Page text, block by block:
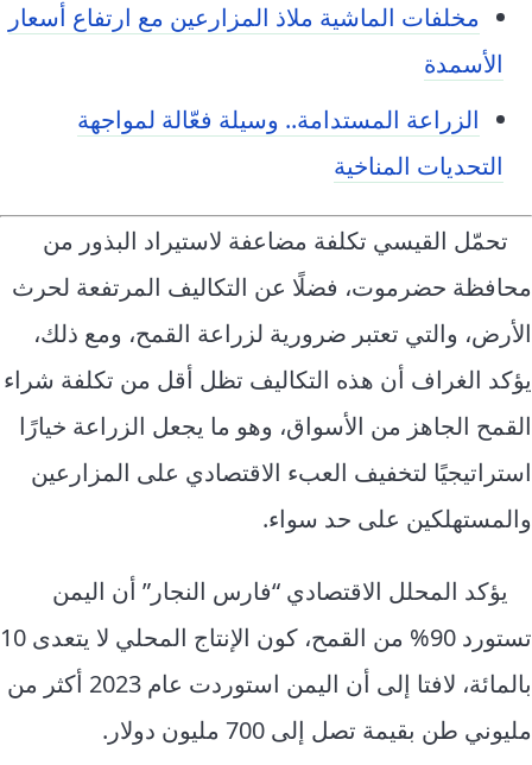
مخلفات الماشية ملاذ المزارعين مع ارتفاع أسعار
الأسمدة
الزراعة المستدامة.. وسيلة فعّالة لمواجهة
التحديات المناخية
تحمّل القيسي تكلفة مضاعفة لاستيراد البذور من
محافظة حضرموت، فضلًا عن التكاليف المرتفعة لحرث
الأرض، والتي تعتبر ضرورية لزراعة القمح، ومع ذلك،
يؤكد الغراف أن هذه التكاليف تظل أقل من تكلفة شراء
القمح الجاهز من الأسواق، وهو ما يجعل الزراعة خيارًا
استراتيجيًا لتخفيف العبء الاقتصادي على المزارعين
والمستهلكين على حد سواء.
يؤكد المحلل الاقتصادي “فارس النجار” أن اليمن
تستورد 90% من القمح، كون الإنتاج المحلي لا يتعدى 10
بالمائة، لافتا إلى أن اليمن استوردت عام 2023 أكثر من
مليوني طن بقيمة تصل إلى 700 مليون دولار.